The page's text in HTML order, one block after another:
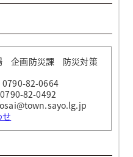
企画防災課 防災対策
82-0664
82-0492